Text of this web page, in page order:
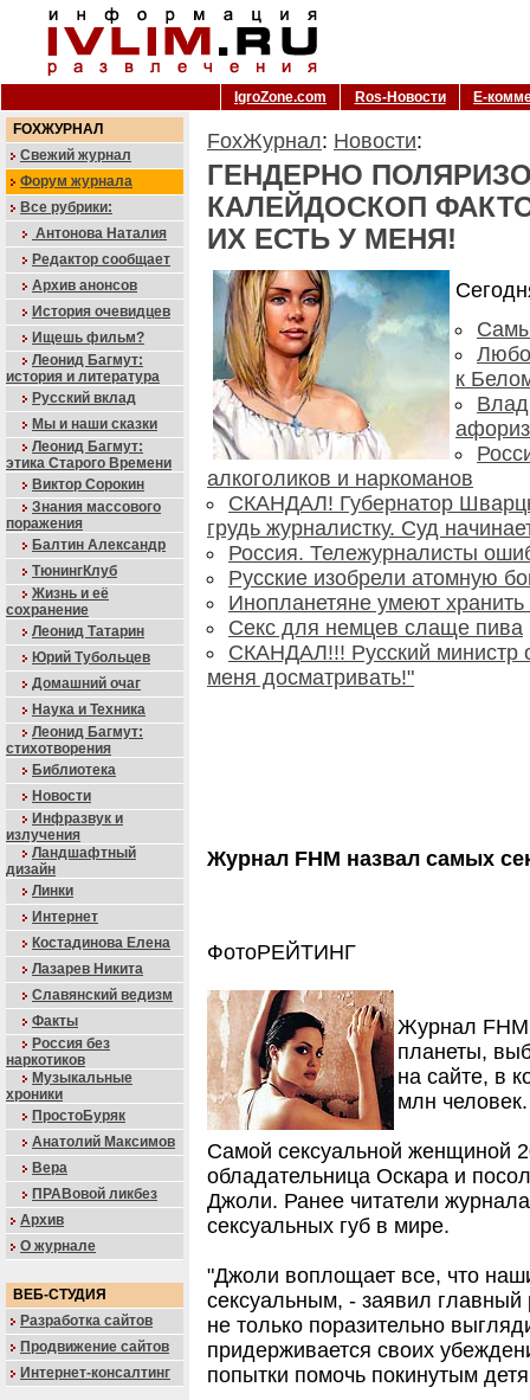
IgroZone.com Ros-Новости
Е-
FOXЖУРНАЛ
Свежий журнал
Форум журнала
Все рубрики:
Антонова Наталия
Редактор сообщает
Архив анонсов
История очевидцев
Ищешь фильм?
Леонид Багмут:
история и литература
Русский вклад
Мы и наши сказки
Леонид Багмут:
этика Старого Времени
Виктор Сорокин
Знания массового
поражения
Балтин Александр
ТюнингКлуб
Жизнь и её
сохранение
Леонид Татарин
Юрий Тубольцев
Домашний очаг
Наука и Техника
Леонид Багмут:
стихотворения
Библиотека
Новости
Инфразвук и
излучения
Ландшафтный
дизайн
Линки
Интернет
Костадинова Елена
Лазарев Никита
Славянский ведизм
Факты
Россия без
наркотиков
Музыкальные
хроники
ПростоБуряк
Анатолий Максимов
Вера
ПРАВовой ликбез
Архив
О журнале
ВЕБ-СТУДИЯ
Разработка сайтов
Продвижение сайтов
Интернет-консалтинг
FoxЖурнал: Новости:
ГЕНДЕРНО
КАЛЕЙДОСКОП
ИХ ЕСТЬ У МЕНЯ!
к
алкоголиков и наркоманов
CКАНДАЛ! Губернатор
грудь журналистку. Суд
Россия. Тележурналисты
Русские изобрели атомную
Инопланетяне умеют
Секс для немцев слаще пива
СКАНДАЛ!!! Русский министр
меня досматривать!"
Журнал FHM назвал самых
ФотоРЕЙТИНГ
Журнал
планеты,
на сайте, в
млн человек.
Самой сексуальной женщиной
обладательница Оскара и
Джоли. Ранее читатели
сексуальных губ в мире.
"Джоли воплощает все, что
сексуальным, - заявил
не только поразительно
придерживается своих
попытки помочь покинутым